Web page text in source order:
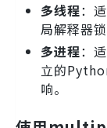
多线程：
局解释器
多进程：
立的
响。